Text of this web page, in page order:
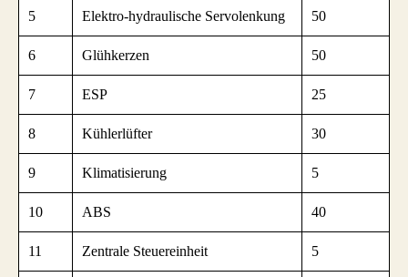
5 Elektro-hydraulische Servolenkung 50
6 Glühkerzen 50
7 ESP 25
8 Kühlerlüfter 30
9 Klimatisierung 5
10 ABS 40
11 Zentrale Steuereinheit 5